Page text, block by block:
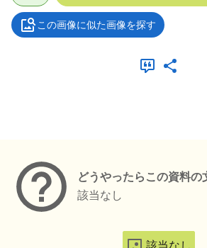
この画像に似た画像を探す
どうやったらこの資料の
該当なし
該当なし